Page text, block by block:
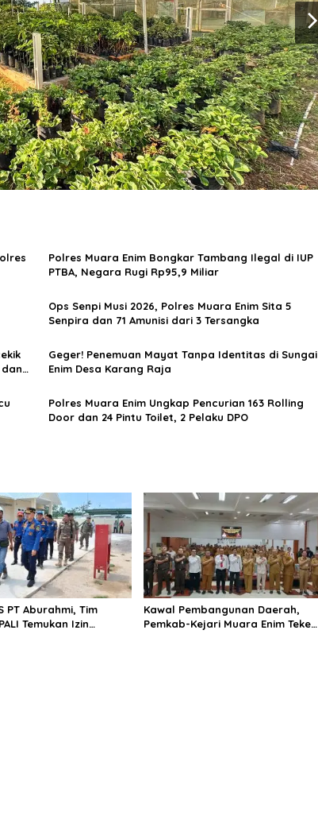
Polres Muara Enim Bongkar Tambang Ilegal di IUP
PTBA, Negara Rugi Rp95,9 Miliar
Ops Senpi Musi 2026, Polres Muara Enim Sita 5
Senpira dan 71 Amunisi dari 3 Tersangka
Geger! Penemuan Mayat Tanpa Identitas di Sungai
Enim Desa Karang Raja
Polres Muara Enim Ungkap Pencurian 163 Rolling
Door dan 24 Pintu Toilet, 2 Pelaku DPO
PT Aburahmi, Tim
Temukan Izin
Kawal Pembangunan Daerah,
Pemkab-Kejari Muara Enim Teken